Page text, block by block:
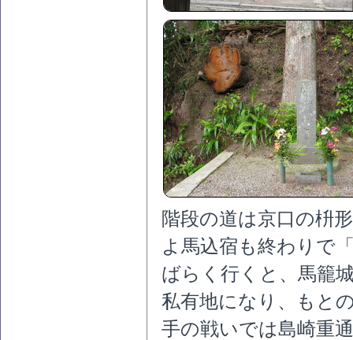
階段の道は京口の枡
よ馬込宿も終わりで
ばらく行くと、馬籠
私有地になり、もと
手の戦いでは島崎重